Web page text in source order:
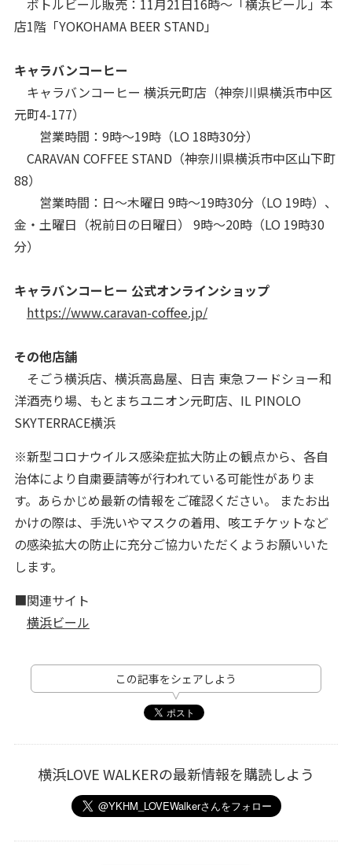
ボトルビール販売：11月21日16時〜「横浜ビール」本
店1階「YOKOHAMA BEER STAND」
キャラバンコーヒー
キャラバンコーヒー 横浜元町店（神奈川県横浜市中区
元町4-177）
営業時間：9時～19時（LO 18時30分）
CARAVAN COFFEE STAND（神奈川県横浜市中区山下町
88）
営業時間：日〜木曜日 9時～19時30分（LO 19時）、
金・土曜日（祝前日の日曜日） 9時～20時（LO 19時30
分）
キャラバンコーヒー 公式オンラインショップ
https://www.caravan-coffee.jp/
その他店舗
そごう横浜店、横浜高島屋、日吉 東急フードショー和
洋酒売り場、もとまちユニオン元町店、IL PINOLO
SKYTERRACE横浜
※新型コロナウイルス感染症拡大防止の観点から、各自
治体により自粛要請等が行われている可能性がありま
す。あらかじめ最新の情報をご確認ください。 またお出
かけの際は、手洗いやマスクの着用、咳エチケットなど
の感染拡大の防止に充分ご協力いただくようお願いいた
します。
■関連サイト
横浜ビール
この記事をシェアしよう
横浜LOVE WALKERの最新情報を購読しよう